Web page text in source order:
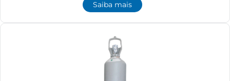
Saiba mais